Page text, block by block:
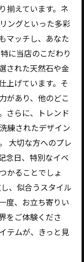
揃えています。ネ
ングといった多彩
マッチし、あなた
に当店のこだわり
された天然石や金
上げています。そ
があり、他のどこ
さらに、トレンド
練されたデザイン
大切な方へのプレ
念日、特別なイベ
かることでしょ
、似合うスタイル
度、お立ち寄りい
をご体験くださ
テムが、きっと見